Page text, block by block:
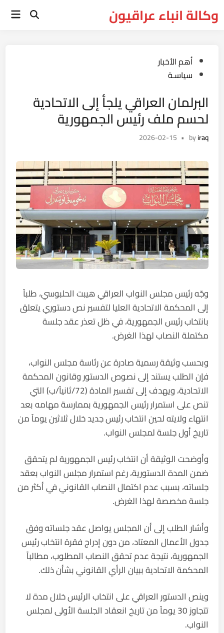
toوكالة انباء عراقيون Open
Posted
in
أهم الأخبار
سياسـة
البرلمان العراقي يلجأ إلى الاتحادية
لحسم ملف رئيس الجمهورية
byiraq
•
2026-02-15
وجّه رئيس مجلس النواب العراقي هيبت الحلبوسي، طلباً
إلى المحكمة الاتحادية العليا لتفسير نص دستوري يتعلق
بانتخاب رئيس الجمهورية، في ظل تعذر عقد جلسة
مكتملة النصاب لهذا الغرض.
وبحسب وثيقة رسمية صادرة عن رئاسة مجلس النواب،
فإن الطلب يستند إلى نصوص الدستور وقانون المحكمة
الاتحادية، ويهدف إلى تفسير المادة (72/ثانياً/ب) التي
تنص على استمرار رئيس الجمهورية بممارسة مهامه بعد
انتهاء ولايته لحين انتخاب رئيس جديد خلال ثلاثين يوماً من
تاريخ أول جلسة لمجلس النواب.
وأوضحت الوثيقة أن انتخاب رئيس الجمهورية لم يتحقق
ضمن المدة الدستورية، رغم استمرار مجلس النواب بعقد
جلساته، بسبب عدم اكتمال النصاب القانوني في أكثر من
جلسة مخصصة لهذا الغرض.
وأشار الطلب إلى أن المجلس يواصل عقد جلساته وفق
جدول الأعمال المعتاد، من دون إدراج فقرة انتخاب رئيس
الجمهورية، نتيجة عدم تحقق النصاب المطلوب، مطالباً
المحكمة الاتحادية ببيان الرأي القانوني بشأن ذلك.
وينص الدستور العراقي على انتخاب الرئيس خلال مدة لا
تتجاوز 30 يوماً من تاريخ انعقاد الجلسة الأولى لمجلس
النواب.